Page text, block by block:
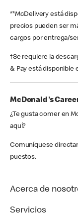
**McDelivery está
precios pueden ser
cargos por entrega/
†Se requiere la
& Pay está disponible
McDonald's
¿Te gusta comer en
aquí?
Comuníquese
puestos.
Acerca de
Servicios